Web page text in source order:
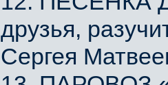
друзья,
Сергея